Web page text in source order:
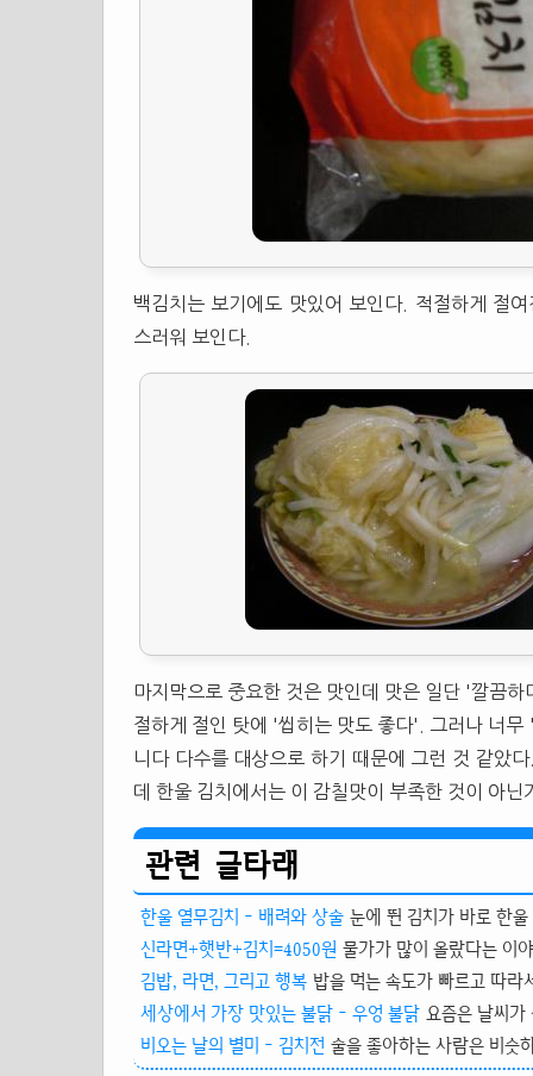
백김치는 보기에도 맛있어 보인다. 적절하게 절
스러워 보인다.
마지막으로 중요한 것은 맛인데 맛은 일단 '깔끔
절하게 절인 탓에 '씹히는 맛도 좋다'. 그러나 너
니다 다수를 대상으로 하기 때문에 그런 것 같았
데 한울 김치에서는 이 감칠맛이 부족한 것이 아닌
관련 글타래
한울 열무김치 - 배려와 상술 눈에 뛴 김치가 바로 한
신라면+햇반+김치=4050원 물가가 많이 올랐다는 이
김밥, 라면, 그리고 행복 밥을 먹는 속도가 빠르고 따
세상에서 가장 맛있는 불닭 - 우엉 불닭 요즘은 날씨
비오는 날의 별미 - 김치전 술을 좋아하는 사람은 비슷